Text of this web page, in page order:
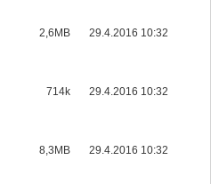
2,6MB 29.4.2016 10:32
714k 29.4.2016 10:32
8,3MB 29.4.2016 10:32